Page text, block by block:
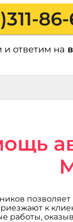
и ответим на
к
работы,